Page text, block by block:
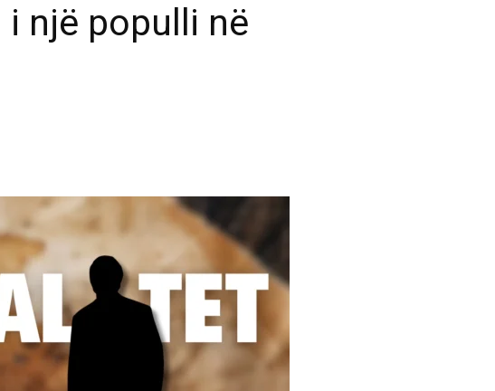
një populli në